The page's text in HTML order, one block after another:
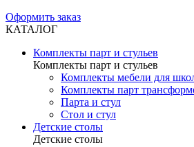
Оформить заказ
КАТАЛОГ
Комплекты парт и стульев
Комплекты парт и стульев
Комплекты мебели для
Комплекты парт
Парта и стул
Стол и стул
Детские столы
Детские столы